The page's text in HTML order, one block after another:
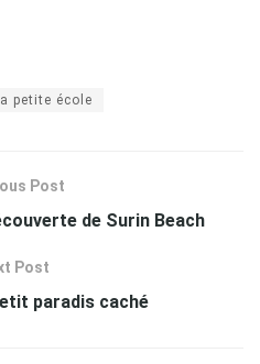
petite école
Post
de Surin Beach
Post
paradis caché